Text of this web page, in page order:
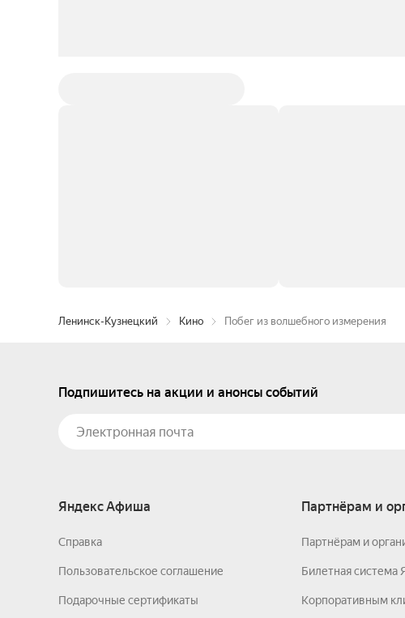
Ленинск-Кузнецкий Кино Побег из волшебного измерения
Подпишитесь на акции и анонсы событий
Яндекс Афиша
Справка
Пользовательское соглашение
Подарочные сертификаты
Партнёрам и
Партнёрам и
Билетная система
Корпоративным